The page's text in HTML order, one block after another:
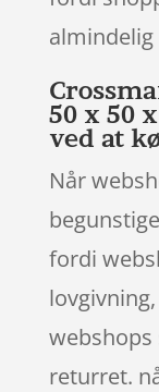
50 x 50
ved at
Når
fordi
webshops
returret.